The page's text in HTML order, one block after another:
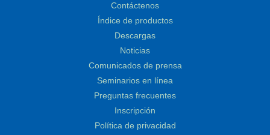
Contáctenos
Índice de productos
Descargas
Noticias
Comunicados de prensa
Seminarios en línea
Preguntas frecuentes
Inscripción
Política de privacidad